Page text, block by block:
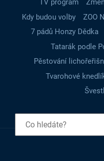
TV program
Kdy budou volby
ZOO
7 pádů Honzy Dědka
Tatarák podle
Pěstování
Tvarohové